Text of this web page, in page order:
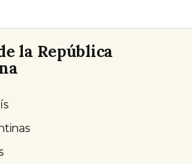
la República